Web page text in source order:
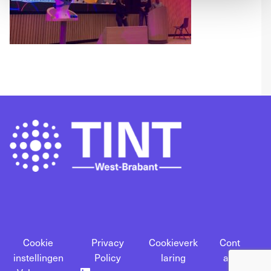
Cookie
instellingen
Privacy
Policy
Cookieverk
laring
Cont
act